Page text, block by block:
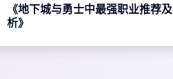
《地下城与勇士中最强职业推荐
析》